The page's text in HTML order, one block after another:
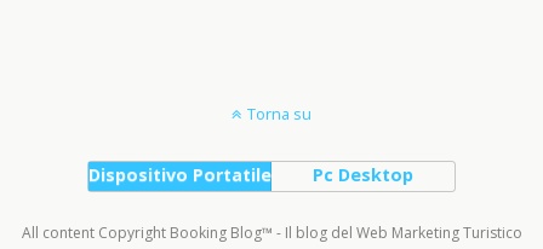
Torna su
Dispositivo Portatile Pc Desktop
All content Copyright Booking Blog™ - Il blog del Web Marketing Turistico